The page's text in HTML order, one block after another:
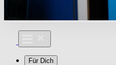
Für Dich